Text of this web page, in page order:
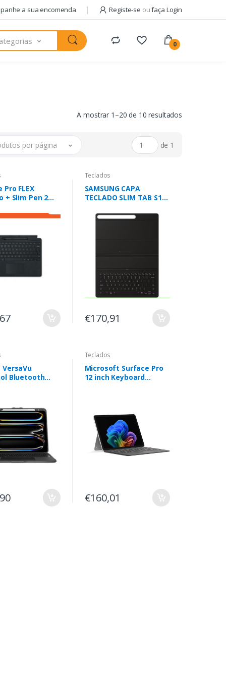
a sua encomenda Registe-se oufaça Login
0
A mostrar 1–20 de 10 resultados
por página de 1
Pro FLEX
+ Slim Pen 2
Teclados
SAMSUNG CAPA
TECLADO SLIM TAB S10
€170,91
Bluetooth
Teclados
Microsoft Surface Pro
12 inch Keyboard
€160,01